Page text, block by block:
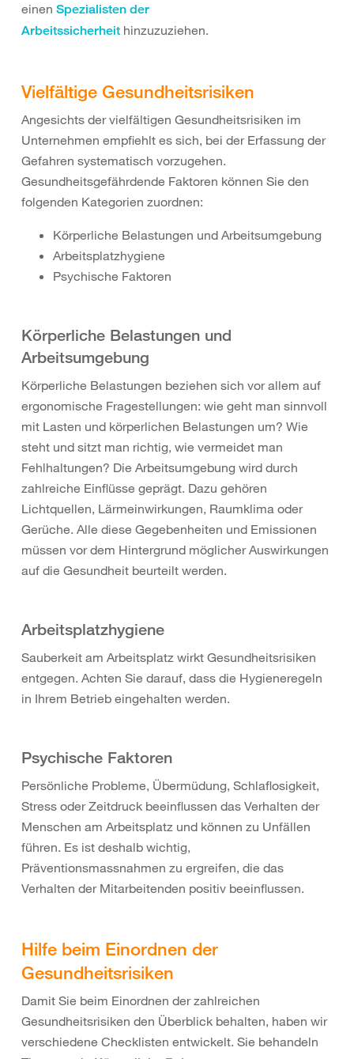
einen Spezialisten der
Arbeitssicherheit hinzuzuziehen.
Vielfältige Gesundheitsrisiken
Angesichts der vielfältigen Gesundheitsrisiken im
Unternehmen empfiehlt es sich, bei der Erfassung der
Gefahren systematisch vorzugehen.
Gesundheitsgefährdende Faktoren können Sie den
folgenden Kategorien zuordnen:
Körperliche Belastungen und Arbeitsumgebung
Arbeitsplatzhygiene
Psychische Faktoren
Körperliche Belastungen und
Arbeitsumgebung
Körperliche Belastungen beziehen sich vor allem auf
ergonomische Fragestellungen: wie geht man sinnvoll
mit Lasten und körperlichen Belastungen um? Wie
steht und sitzt man richtig, wie vermeidet man
Fehlhaltungen? Die Arbeitsumgebung wird durch
zahlreiche Einflüsse geprägt. Dazu gehören
Lichtquellen, Lärmeinwirkungen, Raumklima oder
Gerüche. Alle diese Gegebenheiten und Emissionen
müssen vor dem Hintergrund möglicher Auswirkungen
auf die Gesundheit beurteilt werden.
Arbeitsplatzhygiene
Sauberkeit am Arbeitsplatz wirkt Gesundheitsrisiken
entgegen. Achten Sie darauf, dass die Hygieneregeln
in Ihrem Betrieb eingehalten werden.
Psychische Faktoren
Persönliche Probleme, Übermüdung, Schlaflosigkeit,
Stress oder Zeitdruck beeinflussen das Verhalten der
Menschen am Arbeitsplatz und können zu Unfällen
führen. Es ist deshalb wichtig,
Präventionsmassnahmen zu ergreifen, die das
Verhalten der Mitarbeitenden positiv beeinflussen.
Hilfe beim Einordnen der
Gesundheitsrisiken
Damit Sie beim Einordnen der zahlreichen
Gesundheitsrisiken den Überblick behalten, haben wir
verschiedene Checklisten entwickelt. Sie behandeln